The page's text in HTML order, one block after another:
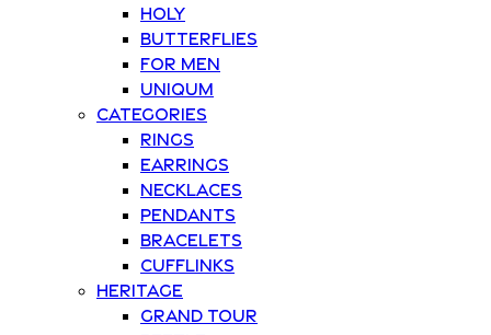
Holy
Butterflies
For Men
Uniqum
Categories
Rings
Earrings
Necklaces
Pendants
Bracelets
Cufflinks
Heritage
Grand Tour